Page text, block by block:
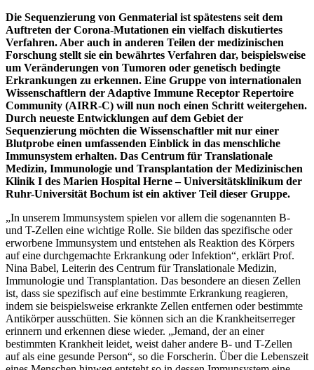
Die Sequenzierung von Genmaterial ist spätestens seit dem
Auftreten der Corona-Mutationen ein vielfach diskutiertes
Verfahren. Aber auch in anderen Teilen der medizinischen
Forschung stellt sie ein bewährtes Verfahren dar, beispielsweise
um Veränderungen von Tumoren oder genetisch bedingte
Erkrankungen zu erkennen. Eine Gruppe von internationalen
Wissenschaftlern der Adaptive Immune Receptor Repertoire
Community (AIRR-C) will nun noch einen Schritt weitergehen.
Durch neueste Entwicklungen auf dem Gebiet der
Sequenzierung möchten die Wissenschaftler mit nur einer
Blutprobe einen umfassenden Einblick in das menschliche
Immunsystem erhalten. Das Centrum für Translationale
Medizin, Immunologie und Transplantation der Medizinischen
Klinik I des Marien Hospital Herne – Universitätsklinikum der
Ruhr-Universität Bochum ist ein aktiver Teil dieser Gruppe.
„In unserem Immunsystem spielen vor allem die sogenannten B-
und T-Zellen eine wichtige Rolle. Sie bilden das spezifische oder
erworbene Immunsystem und entstehen als Reaktion des Körpers
auf eine durchgemachte Erkrankung oder Infektion“, erklärt Prof.
Nina Babel, Leiterin des Centrum für Translationale Medizin,
Immunologie und Transplantation. Das besondere an diesen Zellen
ist, dass sie spezifisch auf eine bestimmte Erkrankung reagieren,
indem sie beispielsweise erkrankte Zellen entfernen oder bestimmte
Antikörper ausschütten. Sie können sich an die Krankheitserreger
erinnern und erkennen diese wieder. „Jemand, der an einer
bestimmten Krankheit leidet, weist daher andere B- und T-Zellen
auf als eine gesunde Person“, so die Forscherin. Über die Lebenszeit